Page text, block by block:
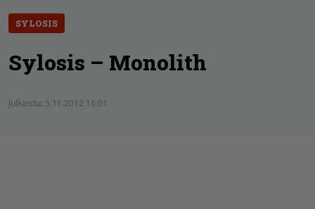
SYLOSIS
Sylosis – Monolith
Julkaistu: 5.11.2012 16:01